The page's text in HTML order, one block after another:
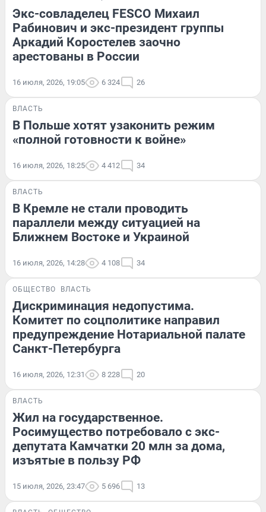
Экс-совладелец FESCO Михаил
Рабинович и экс-президент группы
Аркадий Коростелев заочно
арестованы в России
16 июля, 2026, 19:05 6 324 26
ВЛАСТЬ
В Польше хотят узаконить режим
«полной готовности к войне»
16 июля, 2026, 18:25 4 412 34
ВЛАСТЬ
В Кремле не стали проводить
параллели между ситуацией на
Ближнем Востоке и Украиной
16 июля, 2026, 14:28 4 108 34
ОБЩЕСТВО ВЛАСТЬ
Дискриминация недопустима.
Комитет по соцполитике направил
предупреждение Нотариальной палате
Санкт-Петербурга
16 июля, 2026, 12:31 8 228 20
ВЛАСТЬ
Жил на государственное.
Росимущество потребовало с экс-
депутата Камчатки 20 млн за дома,
изъятые в пользу РФ
15 июля, 2026, 23:47 5 696 13